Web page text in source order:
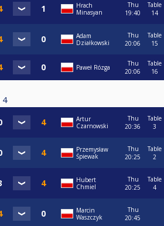
Hrach
Minasyan
Thu
19:40
Table
14
Adam
Działkowski
Thu
20:06
Table
15
Paweł Rózga
Thu
20:06
Table
16
4
Artur
Czarnowski
Thu
20:36
Table
3
Przemysław
Śpiewak
Thu
20:25
Table
2
Hubert
Chmiel
Thu
20:25
Table
4
Marcin
Waszczyk
Thu
20:45